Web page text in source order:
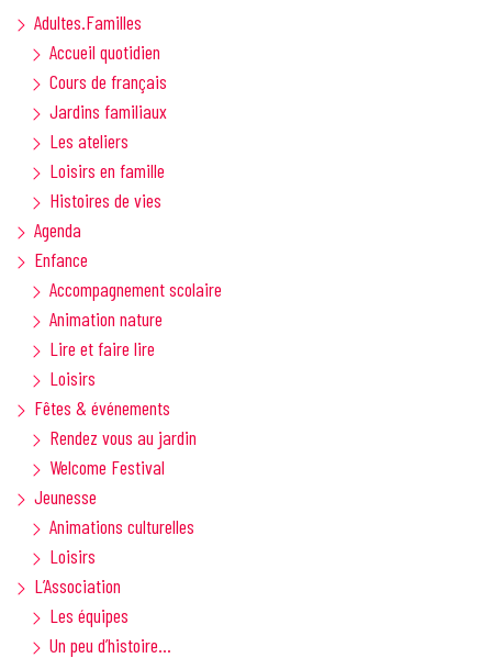
Adultes.Familles
Accueil quotidien
Cours de français
Jardins familiaux
Les ateliers
Loisirs en famille
Histoires de vies
Agenda
Enfance
Accompagnement scolaire
Animation nature
Lire et faire lire
Loisirs
Fêtes & événements
Rendez vous au jardin
Welcome Festival
Jeunesse
Animations culturelles
Loisirs
L’Association
Les équipes
Un peu d’histoire…